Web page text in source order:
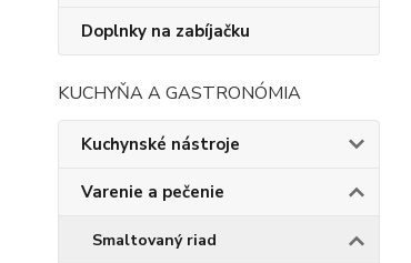
Doplnky na zabíjačku
KUCHYŇA A GASTRONÓMIA
Kuchynské nástroje
Varenie a pečenie
Smaltovaný riad